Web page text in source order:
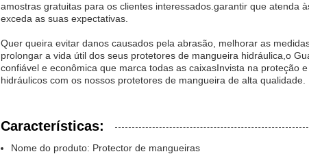
amostras gratuitas para os clientes interessados.garantir que atenda
exceda as suas expectativas.
Quer queira evitar danos causados pela abrasão, melhorar as
prolongar a vida útil dos seus protetores de mangueira hidráulica,o
confiável e econômica que marca todas as caixasInvista na proteção
hidráulicos com os nossos protetores de mangueira de alta qualidade.
Características:
Nome do produto: Protector de mangueiras